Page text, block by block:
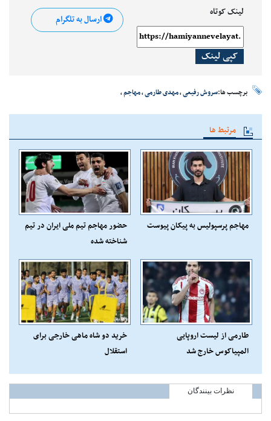
لینک کوتاه
کپی لینک
ارسال به تلگرام
برچسب ها:سروش رفیعی،مهدی طارمی،مهاجم،
مرتبط ها
مهاجم پرسپولیس به پیکان پیوست
حضور مهاجم تیم ملی ایران در تیم
شناخته شده
طارمی از لیست اروپایی
المپیاکوس خارج شد
خرید دو شاه ماهی خارجی برای
استقلال
نظرات بینندگان